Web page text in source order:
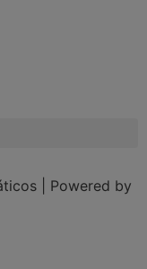
| Powered by